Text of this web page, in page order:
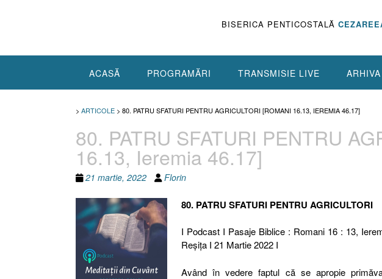
BISERICA PENTICOSTALĂ
ACASĂ PROGRAMĂRI TRANSMISIE LIVE
> ARTICOLE > 80. PATRU SFATURI PENTRU AGRICULTORI [ROMANI 16.13, IEREMIA 46.17]
80. PATRU SFATURI PENTRU
16.13, Ieremia 46.17]
21 martie, 2022 Florin
80. PATRU SFATURI PENTRU AGRICULTORI
I Podcast I Pasaje Biblice : Romani 16 : 13,
Reşiţa I 21 Martie 2022 I
Având în vedere faptul că se apropie